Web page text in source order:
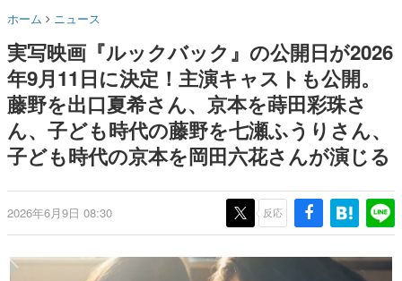
ゲームに多大な影響を受けた作家さんに取材し、ゲームが
日本のコンテンツ産業やカルチャーに与えた影響を探る企
画です。
日本モバイルゲーム産業史
日本のモバイルゲーム史における主要なトピック・タイト
ルを網羅するほか、開発者へのインタビューや識者による
解説を掲載。約20年の歴史が一望できる決定版！
若ゲのいたり〜ゲームクリエイターの青春〜
一先生によるゲーム業界レポートマンガです。
なんでゲームは面白い？
具体的な形から解き明かしていく、硬派で骨太な評論連載
です。
めて、BPOが議論を交わす
ーン
ホーム ニュース
実写映画『ルックバック』の公開日が2026
年9月11日に決定！主演キャストも公開。
藤野を出口夏希さん、京本を蒔田彩珠さ
ん、子ども時代の藤野を七瀬ふうりさん、
子ども時代の京本を岡田六花さんが演じる
2026年6月9日 08:30 反応